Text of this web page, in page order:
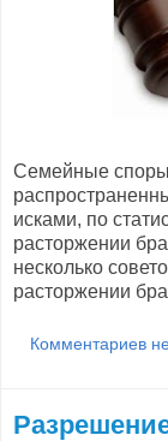
Семейные
исками, по
расторжении
несколько
расторжении
Комментариев